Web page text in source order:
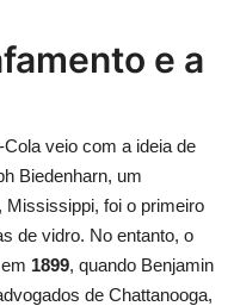
e a
veio com a ideia de
Biedenharn, um
foi o primeiro
de vidro. No entanto, o
1899, quando Benjamin
de Chattanooga,